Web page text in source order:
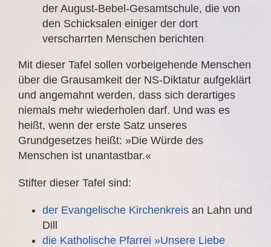
der August-Bebel-Gesamtschule, die von
den Schicksalen einiger der dort
verscharrten Menschen berichten
Mit dieser Tafel sollen vorbeigehende Menschen
über die Grausamkeit der NS-Diktatur aufgeklärt
und angemahnt werden, dass sich derartiges
niemals mehr wiederholen darf. Und was es
heißt, wenn der erste Satz unseres
Grundgesetzes heißt: »Die Würde des
Menschen ist unantastbar.«
Stifter dieser Tafel sind:
der Evangelische Kirchenkreisan Lahn und
Dill
die Katholische Pfarrei »Unsere Liebe